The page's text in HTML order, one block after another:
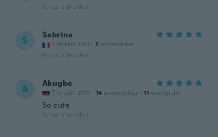
for ca. 5 år siden
S Sabrina
Tilmeldt 2021 · 7 anmeldelser
for ca. 5 år siden
A Akugbe
Tilmeldt 2019 · 14 anmeldelser · 11 overførsler
So cute
for ca. 5 år siden